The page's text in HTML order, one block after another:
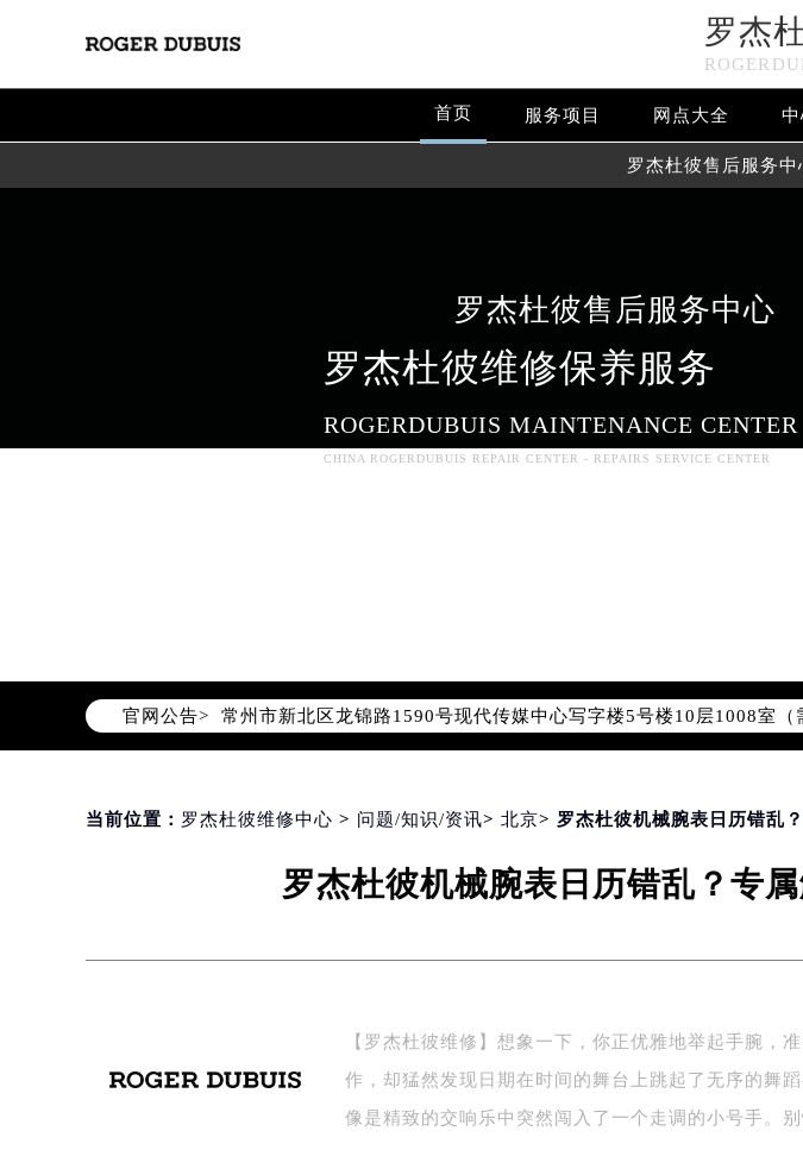
罗杰
首页 服务项目 网点大全
罗杰杜彼售后服务中
罗杰杜彼售后服务中心
罗杰杜彼维修保养服务
ROGERDUBUIS MAINTENANCE CENTER
CHINA ROGERDUBUIS REPAIR CENTER - REPAIRS SERVICE CENTER
官网公告>
2026年8月罗杰杜彼中国区售后服务网络优化升级公告
2026年8月罗杰杜彼全国官方售后客户服务热线：400-606-8509
罗杰杜彼官方全国统一服务热线400-606-8509，服务覆盖中国大陆
南京市秦淮区中山南路1号（新街口）南京中心写字楼22层C1-1室（
常州市新北区龙锦路1590号现代传媒中心写字楼5号楼10层1008室（
徐州市鼓楼区淮海东路29号苏宁广场IFC国际金融中心写字楼35层
盐城市盐都区世纪大道5号盐城金融城写字楼1号楼16层1604室（需
宁波市江北区大闸南路500号来福士广场办公楼20层2009室（需提前
南昌市红谷滩新区红谷中大道998号绿地双子塔（中央广场）A1座
济南市历下区经十路11111号华润中心写字楼（万象城）15层1508室
广州市天河区天河路230号万菱汇国际中心写字楼A塔7层704室（需提
当前位置： 罗杰杜彼维修中心 > 问题/知识/资讯> 北京> 罗杰杜彼机械腕表日历错乱
罗杰杜彼机械腕表日历错乱？专
【罗杰杜彼维修】想象一下，你正优雅地举起手腕，
作，却猛然发现日期在时间的舞台上跳起了无序的舞
像是精致的交响乐中突然闯入了一个走调的小号手。